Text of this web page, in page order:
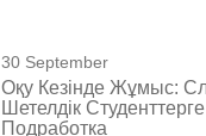
30 September
Оқу Кезінде Жұмыс:
Шетелдік
Подработка